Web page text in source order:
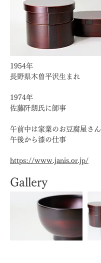
1954年
長野県木曽平沢生まれ
1974年
佐藤阡朗氏に師事
午前中は家業のお豆腐屋さん
午後から漆の仕事
https://www.janis.or.jp/
Gallery